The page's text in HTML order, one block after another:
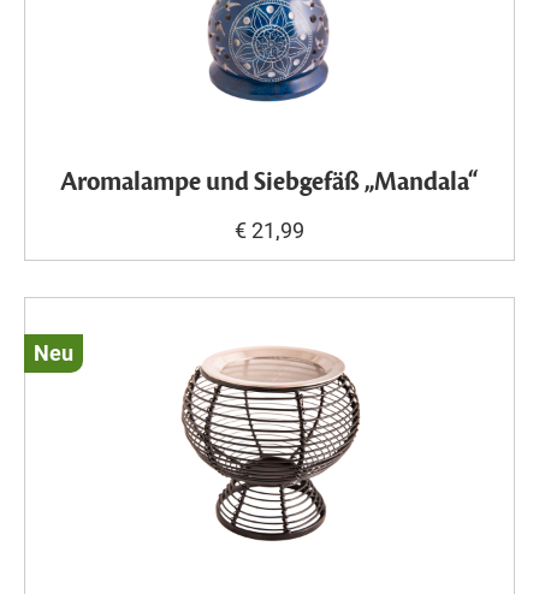
Aromalampe und Siebgefäß „Mandala“
€ 21,99
Neu